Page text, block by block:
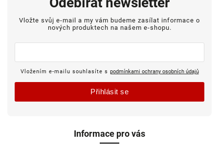
Informace pro vás
Vložte svůj e-mail a my vám budeme zasílat informace o
nových produktech na našem e-shopu.
Vložením e-mailu souhlasíte s podmínkami ochrany osobních údajů
Přihlásit se